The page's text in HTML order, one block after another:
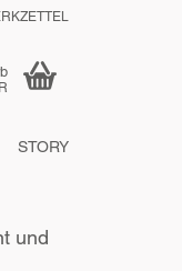
STORY
und